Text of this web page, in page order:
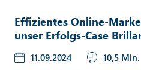
Effizientes Online-
unser Erfolgs-Case
11.09.2024 10,5 Min.